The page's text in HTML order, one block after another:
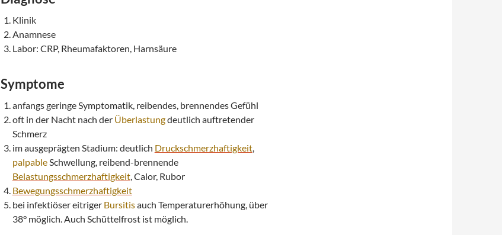
Klinik
Anamnese
Labor: CRP, Rheumafaktoren, Harnsäure
Symptome
anfangs geringe Symptomatik, reibendes, brennendes Gefühl
oft in der Nacht nach der Überlastungdeutlich auftretender
Schmerz
im ausgeprägten Stadium: deutlich Druckschmerzhaftigkeit,
palpableSchwellung, reibend-brennende
Belastungsschmerzhaftigkeit, Calor, Rubor
Bewegungsschmerzhaftigkeit
bei infektiöser eitriger Bursitisauch Temperaturerhöhung, über
38° möglich. Auch Schüttelfrost ist möglich.